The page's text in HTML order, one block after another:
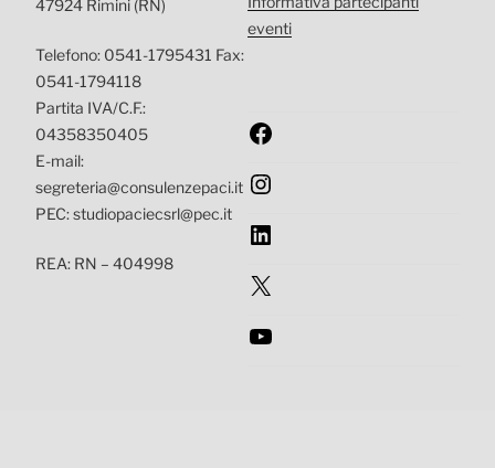
47924 Rimini (RN)
Telefono: 0541-1795431 Fax:
0541-1794118
Partita IVA/C.F.:
04358350405
E-mail:
segreteria@consulenzepaci.it
PEC: studiopaciecsrl@pec.it
REA: RN – 404998
eventi